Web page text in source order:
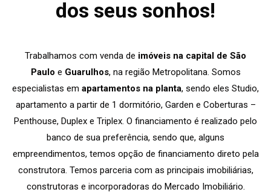
dos seus sonhos!
Trabalhamos com venda de imóveis na capital de São
Paulo e Guarulhos, na região Metropolitana. Somos
especialistas em apartamentos na planta, sendo eles Studio,
apartamento a partir de 1 dormitório, Garden e Coberturas –
Penthouse, Duplex e Triplex. O financiamento é realizado pelo
banco de sua preferência, sendo que, alguns
empreendimentos, temos opção de financiamento direto pela
construtora. Temos parceria com as principais imobiliárias,
construtoras e incorporadoras do Mercado Imobiliário.